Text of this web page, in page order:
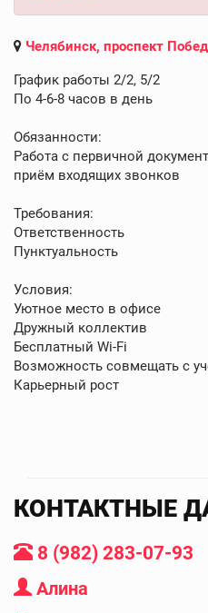
Челябинск, проспект
График работы 2/2, 5/2
По 4-6-8 часов в день
Обязанности:
Работа с первичной
приём входящих звонков
Требования:
Ответственность
Пунктуальность
Условия:
Уютное место в офисе
Дружный коллектив
Бесплатный Wi-Fi
Возможность совмещать с
Карьерный рост
КОНТАКТНЫЕ
8 (982) 283-07-93
Алина